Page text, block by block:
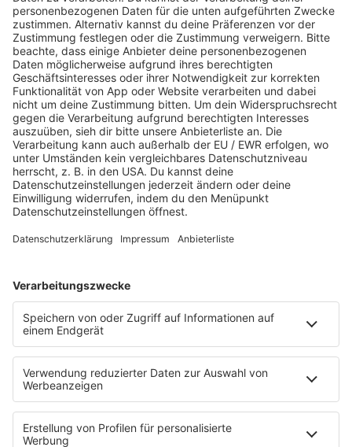
SALÜ am Morgen
Podcast
Aktuelle Beiträge und Themen
Sound of Saarland
Martina Straten
Hitstory
Schlaumeier-Duell
Mundwerk - schlau frühstücken
FUN
Kontakt-Board
App
10 Fragen 10 Antworten
Chat-Community
SALÜ TV
SERVICE